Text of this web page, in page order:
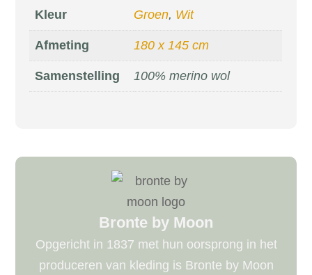
Kleur Groen, Wit
Afmeting 180 x 145 cm
Samenstelling 100% merino wol
Bronte by Moon
Opgericht in 1837 met hun oorsprong in het
produceren van kleding is Bronte by Moon